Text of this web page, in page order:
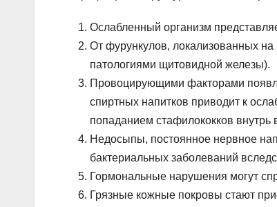
Ослабленный организм
От фурункулов, локализованных
патологиями щитовидной железы).
Провоцирующими факторами
спиртных напитков приводит к
попаданием стафилококков
Недосыпы, постоянное нервное
бактериальных заболеваний
Гормональные нарушения могут
Грязные кожные покровы стают